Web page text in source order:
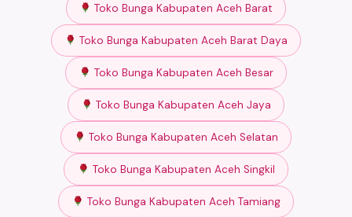
Toko Bunga Kabupaten Aceh Barat
Toko Bunga Kabupaten Aceh Barat Daya
Toko Bunga Kabupaten Aceh Besar
Toko Bunga Kabupaten Aceh Jaya
Toko Bunga Kabupaten Aceh Selatan
Toko Bunga Kabupaten Aceh Singkil
Toko Bunga Kabupaten Aceh Tamiang